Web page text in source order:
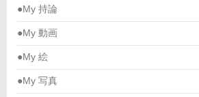
●My 持論
●My 動画
●My 絵
●My 写真